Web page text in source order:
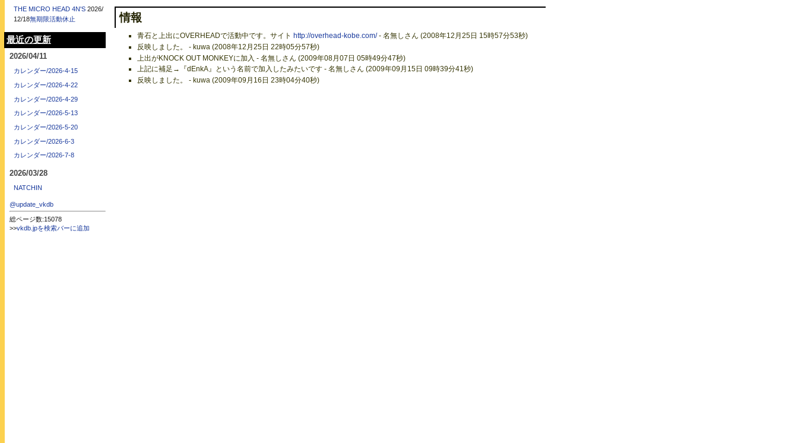
情報
青石と上出にOVERHEADで活動中です。サイト http://overhead-kobe.com/- 名無しさん (2008年12月25日 15時57分53秒)
反映しました。 - kuwa (2008年12月25日 22時05分57秒)
上出がKNOCK OUT MONKEYに加入 - 名無しさん (2009年08月07日 05時49分47秒)
上記に補足→『dEnkA』という名前で加入したみたいです - 名無しさん (2009年09月15日 09時39分41秒)
反映しました。 - kuwa (2009年09月16日 23時04分40秒)
THE MICRO HEAD 4N'S 2026/
12/18無期限活動休止
最近の更新
2026/04/11
カレンダー/2026-4-15
カレンダー/2026-4-22
カレンダー/2026-4-29
カレンダー/2026-5-13
カレンダー/2026-5-20
カレンダー/2026-6-3
カレンダー/2026-7-8
2026/03/28
NATCHIN
@update_vkdb
総ページ数:15078
>>vkdb.jpを検索バーに追加